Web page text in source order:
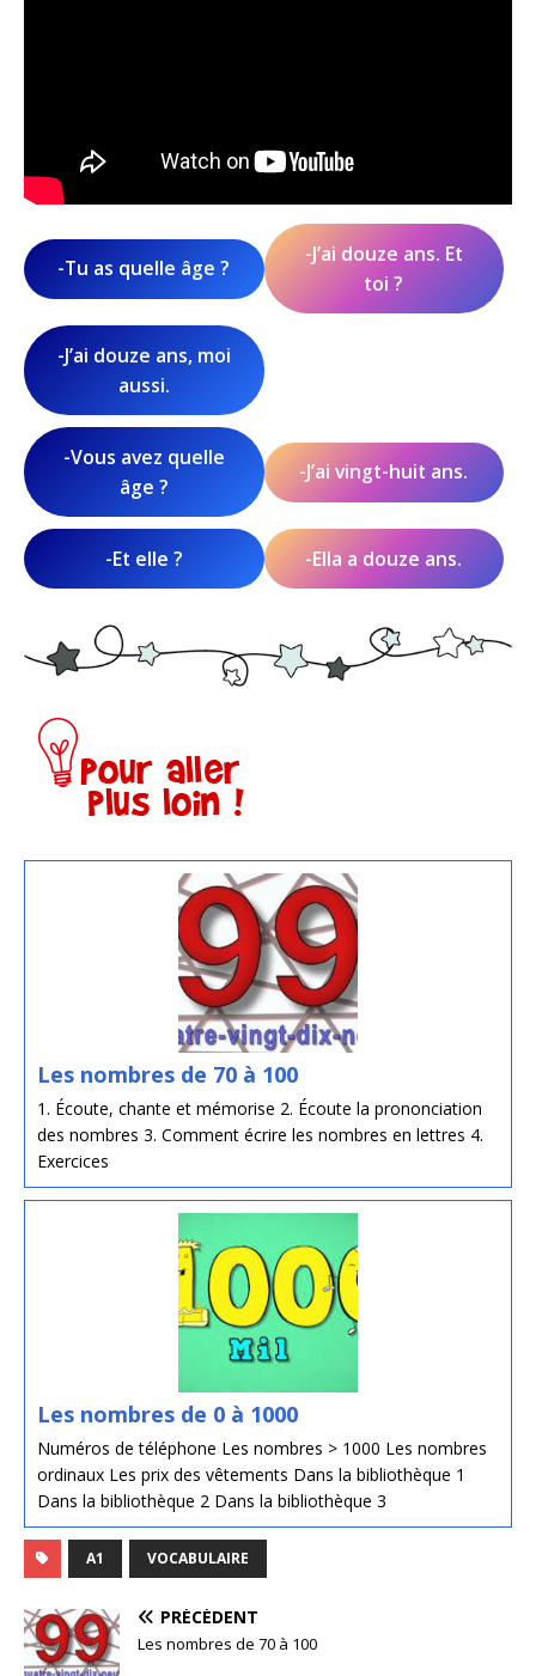
-Tu as quelle âge ?
-J’ai douze ans. Et
toi ?
-J’ai douze ans, moi
aussi.
-Vous avez quelle
âge ?
-J’ai vingt-huit ans.
-Et elle ? -Ella a douze ans.
Les nombres de 70 à 100
1. Écoute, chante et mémorise 2. Écoute la prononciation
des nombres 3. Comment écrire les nombres en lettres 4.
Exercices
Les nombres de 0 à 1000
Numéros de téléphone Les nombres > 1000 Les nombres
ordinaux Les prix des vêtements Dans la bibliothèque 1
Dans la bibliothèque 2 Dans la bibliothèque 3
A1 VOCABULAIRE
PRÉCÉDENT
Les nombres de 70 à 100